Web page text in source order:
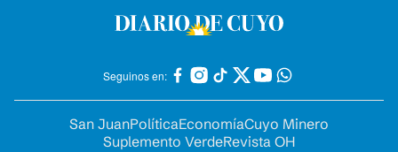
Seguinos en:
San JuanPolíticaEconomíaCuyo Minero
Suplemento VerdeRevista OH